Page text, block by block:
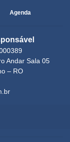
Agenda
Andar Sala 05
– RO